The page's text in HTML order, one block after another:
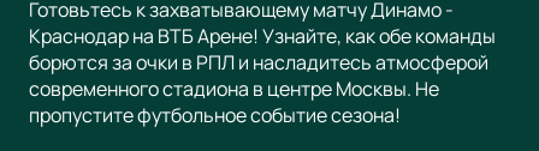
Готовьтесь к захватывающему матчу Динамо -
Краснодар на ВТБ Арене! Узнайте, как обе команды
борются за очки в РПЛ и насладитесь атмосферой
современного стадиона в центре Москвы. Не
пропустите футбольное событие сезона!